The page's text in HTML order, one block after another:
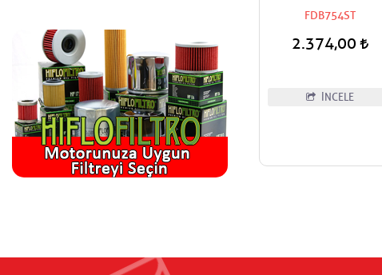
Fren Balatası
FDB754ST
2.374,00
İNCELE